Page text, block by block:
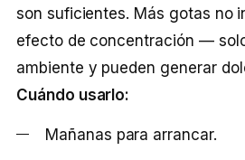
son suficientes. Más gotas no
efecto de concentración —
ambiente y pueden generar
Cuándo usarlo:
Mañanas para arrancar.